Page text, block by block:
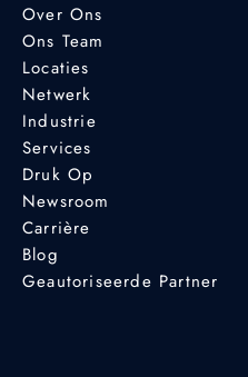
Over Ons
Ons Team
Locaties
Netwerk
Industrie
Services
Druk Op
Newsroom
Carrière
Blog
Geautoriseerde Partner